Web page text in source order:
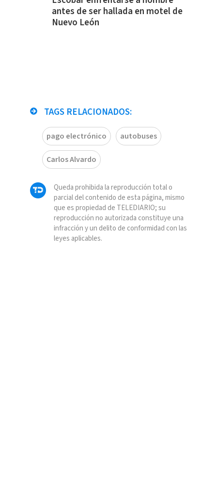
antes de ser hallada en motel de
Nuevo León
TAGS RELACIONADOS:
pago electrónico autobuses
Carlos Alvardo
Queda prohibida la reproducción total o
parcial del contenido de esta página, mismo
que es propiedad de TELEDIARIO; su
reproducción no autorizada constituye una
infracción y un delito de conformidad con las
leyes aplicables.